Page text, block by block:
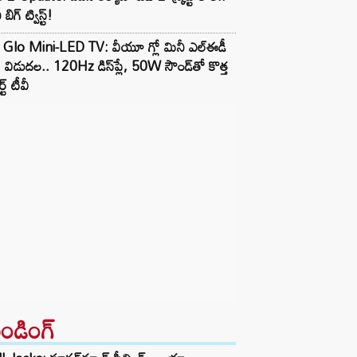
ట్విస్ట్!
Mini-LED TV: వీయూ గ్లో మినీ ఎల్ఈడీ
120Hz డిస్‌ప్లే, 50W సౌండ్‌తో కొత్త
టీవీ